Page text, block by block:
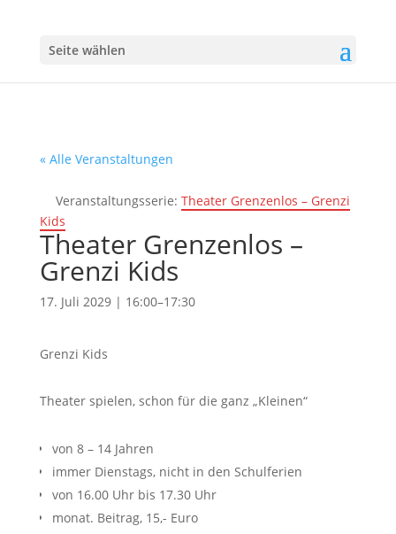
Seite wählen
« Alle Veranstaltungen
Veranstaltungsserie: Theater Grenzenlos – Grenzi
Kids
Theater Grenzenlos –
Grenzi Kids
17. Juli 2029 | 16:00–17:30
Grenzi Kids
Theater spielen, schon für die ganz „Kleinen“
von 8 – 14 Jahren
immer Dienstags, nicht in den Schulferien
von 16.00 Uhr bis 17.30 Uhr
monat. Beitrag, 15,- Euro